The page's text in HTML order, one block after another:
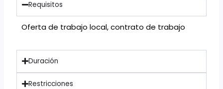
Requisitos
Oferta de trabajo local, contrato de trabajo
Duración
Restricciones